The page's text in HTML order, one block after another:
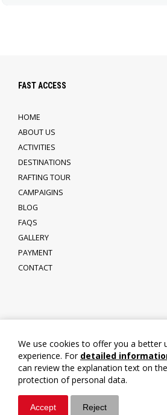
We use cookies to offer you a better
experience. For detailed
can review the explanation text on the
protection of personal data.
Accept Reject
FAST ACCESS
HOME
ABOUT US
ACTIVITIES
DESTINATIONS
RAFTING TOUR
CAMPAIGINS
BLOG
FAQS
GALLERY
PAYMENT
CONTACT